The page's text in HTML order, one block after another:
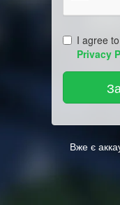
I agree
Privacy
Вже є